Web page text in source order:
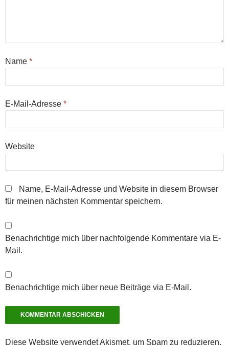
Name *
E-Mail-Adresse *
Website
Name, E-Mail-Adresse und Website in diesem Browser
für meinen nächsten Kommentar speichern.
Benachrichtige mich über nachfolgende Kommentare via E-
Mail.
Benachrichtige mich über neue Beiträge via E-Mail.
Diese Website verwendet Akismet, um Spam zu reduzieren.